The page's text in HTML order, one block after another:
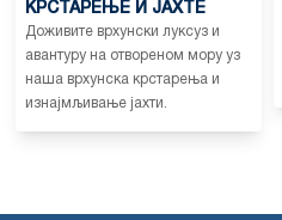
КРСТАРЕЊЕ И ЈАХТЕ
Доживите врхунски луксуз и
авантуру на отвореном мору уз
наша врхунска крстарења и
изнајмљивање јахти.